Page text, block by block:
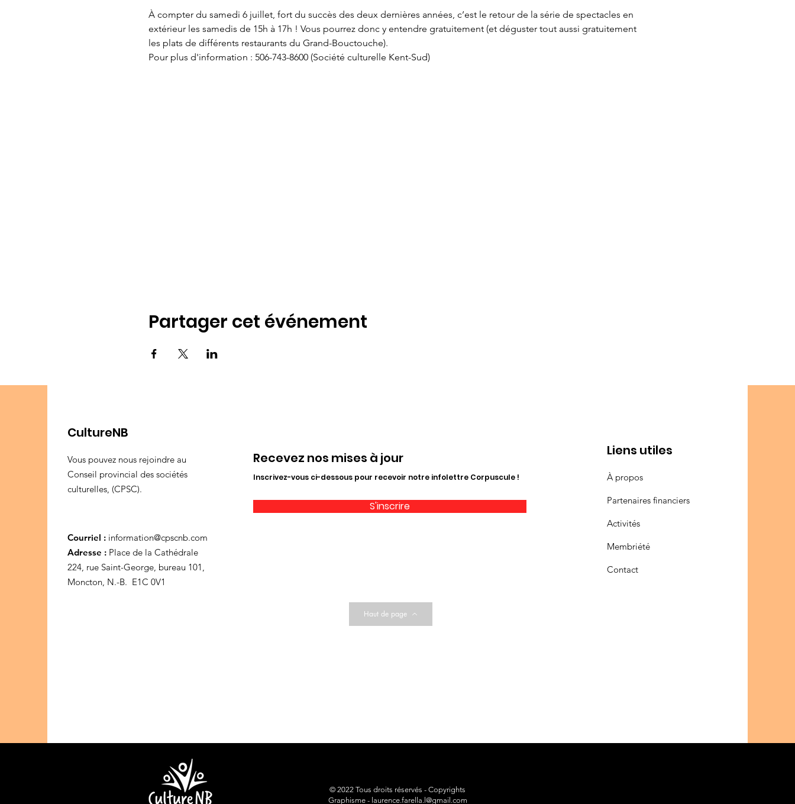
À compter du samedi 6 juillet, fort du succès des deux dernières années, c’est le retour de la série de spectacles en
extérieur les samedis de 15h à 17h ! Vous pourrez donc y entendre gratuitement (et déguster tout aussi gratuitement
les plats de différents restaurants du Grand-Bouctouche).
Pour plus d'information : 506-743-8600 (Société culturelle Kent-Sud)
Partager cet événement
CultureNB
Vous pouvez nous rejoindre au
Conseil provincial des sociétés
culturelles, (CPSC).
Courriel : information@cpscnb.com
Adresse : Place de la Cathédrale
224, rue Saint-George, bureau 101,
Moncton, N.-B. E1C 0V1
Recevez nos mises à jour
Inscrivez-vous ci-dessous pour recevoir notre infolettre Corpuscule !
S'inscrire
Haut de page
Liens utiles
À propos
Partenaires financiers
Activités
Membriété
Contact
© 2022 Tous droits réservés - Copyrights
Graphisme - laurence.farella.l@gmail.com